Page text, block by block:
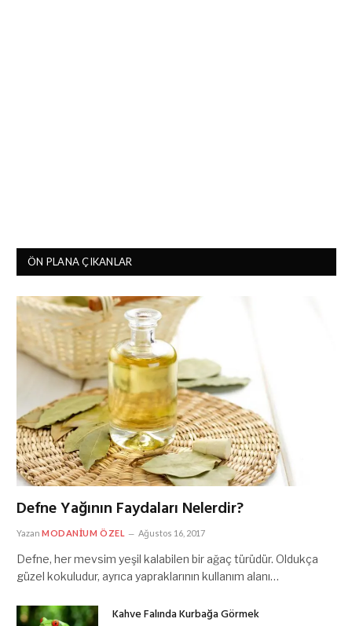
ÖN PLANA ÇIKANLAR
Defne Yağının Faydaları Nelerdir?
Yazan MODANIUM ÖZEL Ağustos 16, 2017
Defne, her mevsim yeşil kalabilen bir ağaç türüdür. Oldukça
güzel kokuludur, ayrıca yapraklarının kullanım alanı…
Kahve Falında Kurbağa Görmek